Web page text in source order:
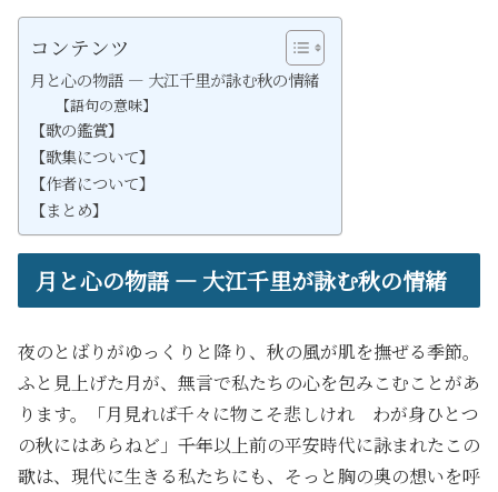
コンテンツ
月と心の物語 ― 大江千里が詠む秋の情緒
【語句の意味】
【歌の鑑賞】
【歌集について】
【作者について】
【まとめ】
月と心の物語 ― 大江千里が詠む秋の情緒
夜のとばりがゆっくりと降り、秋の風が肌を撫ぜる季節。
ふと見上げた月が、無言で私たちの心を包みこむことがあ
ります。「月見れば千々に物こそ悲しけれ わが身ひとつ
の秋にはあらねど」――千年以上前の平安時代に詠まれたこの
歌は、現代に生きる私たちにも、そっと胸の奥の想いを呼